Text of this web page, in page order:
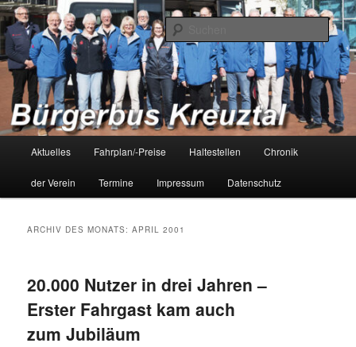
Zum
primären
Inhalt
springen
Zum
sekundären
Inhalt
springenBürgerbus Kreuztal
Bürgerbus Kreuztal – Bürger fahren für Bürger
Aktuelles Fahrplan/-Preise Haltestellen Chronik
der Verein Termine Impressum Datenschutz
ARCHIV DES MONATS:APRIL 2001
20.000 Nutzer in drei Jahren –
Erster Fahrgast kam auch
zum Jubiläum